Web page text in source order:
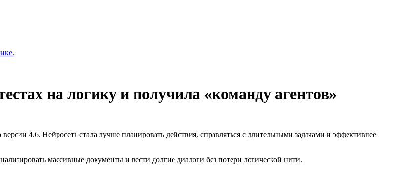
на логику и получила «команду агентов»
4.6. Нейросеть стала лучше планировать действия, справляться с длительными задачами и эффективнее
массивные документы и вести долгие диалоги без потери логической нити.